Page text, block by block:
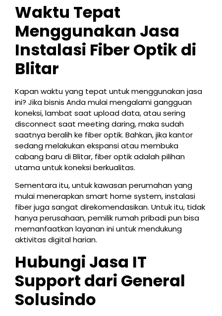
Waktu Tepat
Menggunakan Jasa
Instalasi Fiber Optik di
Blitar
Kapan waktu yang tepat untuk menggunakan jasa
ini? Jika bisnis Anda mulai mengalami gangguan
koneksi, lambat saat upload data, atau sering
disconnect saat meeting daring, maka sudah
saatnya beralih ke fiber optik. Bahkan, jika kantor
sedang melakukan ekspansi atau membuka
cabang baru di Blitar, fiber optik adalah pilihan
utama untuk koneksi berkualitas.
Sementara itu, untuk kawasan perumahan yang
mulai menerapkan smart home system, instalasi
fiber juga sangat direkomendasikan. Untuk itu, tidak
hanya perusahaan, pemilik rumah pribadi pun bisa
memanfaatkan layanan ini untuk mendukung
aktivitas digital harian.
Hubungi Jasa IT
Support dari General
Solusindo